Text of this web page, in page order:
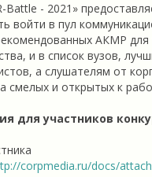
Battle - 2021»
войти в пул
АКМР для
и в список вузов,
а слушателям от
смелых и открытых к
для участников
corpmedia.ru/docs/